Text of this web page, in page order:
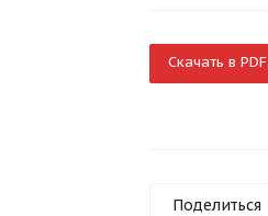
Скачать в PDF
Поделиться